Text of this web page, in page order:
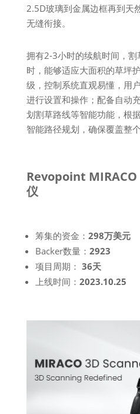
2.5D玻璃到金属边框再到天
无缝衔接。
拥有2-3小时的续航时间，
时，能够适应大面积的草坪
级，控制系统直观易懂，用
进行设置和操作；配备自动
划割草路线等智能功能，根
智能路径规划，确保覆盖整
Revopoint MIRACO
仪
筹集的资金： 298万美元
Backer数量： 2923
项目周期： 36天
上线时间： 2023.10.25